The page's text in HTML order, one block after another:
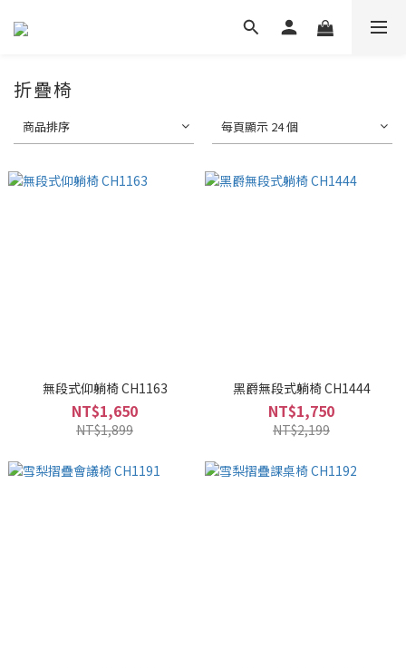
折疊椅
商品排序 每頁顯示 24 個
無段式仰躺椅 CH1163
NT$1,650
NT$1,899
黑爵無段式躺椅 CH1444
NT$1,750
NT$2,199